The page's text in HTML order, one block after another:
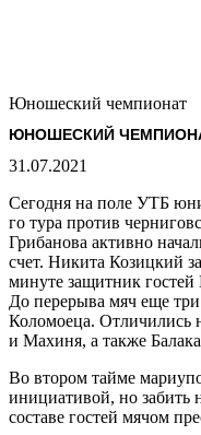
Юношеский чемпионат
ЮНОШЕСКИЙ
31.07.2021
Сегодня на поле УТБ
го тура против
Грибанова активно
счет. Никита Козицкий
минуте защитник гостей
До перерыва мяч еще три
Коломоеца. Отличились
и Махиня, а также
Во втором тайме
инициативой, но забить
составе гостей мячом